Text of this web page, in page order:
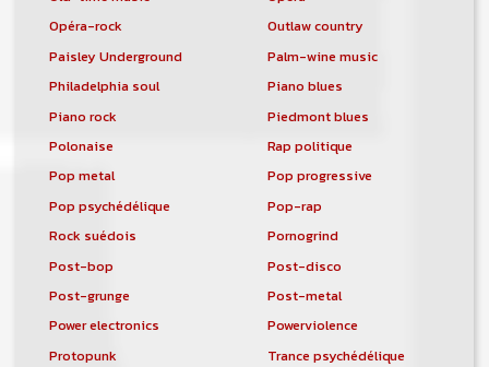
Opéra-rock
Outlaw country
Paisley Underground
Palm-wine music
Philadelphia soul
Piano blues
Piano rock
Piedmont blues
Polonaise
Rap politique
Pop metal
Pop progressive
Pop psychédélique
Pop-rap
Rock suédois
Pornogrind
Post-bop
Post-disco
Post-grunge
Post-metal
Power electronics
Powerviolence
Protopunk
Trance psychédélique